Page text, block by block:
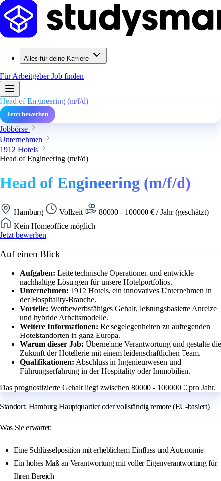
Alles für deine Karriere
Für ArbeitgeberJob finden
Head of Engineering (m/f/d)
Jetzt bewerben
Jobbörse
Unternehmen
1912 Hotels
Head of Engineering (m/f/d)
Head of Engineering (m/f/d)
Hamburg Vollzeit
80000 - 100000 € / Jahr (geschätzt)
Kein Homeoffice möglich
Jetzt bewerben
Auf einen Blick
Aufgaben: Leite technische Operationen und entwickle
nachhaltige Lösungen für unsere Hotelportfolios.
Unternehmen: 1912 Hotels, ein innovatives Unternehmen in
der Hospitality-Branche.
Vorteile: Wettbewerbsfähiges Gehalt, leistungsbasierte Anreize
und hybride Arbeitsmodelle.
Weitere Informationen: Reisegelegenheiten zu aufregenden
Hotelstandorten in ganz Europa.
Warum dieser Job: Übernehme Verantwortung und gestalte die
Zukunft der Hotellerie mit einem leidenschaftlichen Team.
Qualifikationen: Abschluss in Ingenieurwesen und
Führungserfahrung in der Hospitality oder Immobilien.
Das prognostizierte Gehalt liegt zwischen 80000 - 100000 € pro Jahr.
Standort: Hamburg Hauptquartier oder vollständig remote (EU-basiert)
Was Sie erwartet:
Eine Schlüsselposition mit erheblichem Einfluss und Autonomie
Ein hohes Maß an Verantwortung mit voller Eigenverantwortung für
Ihren Bereich